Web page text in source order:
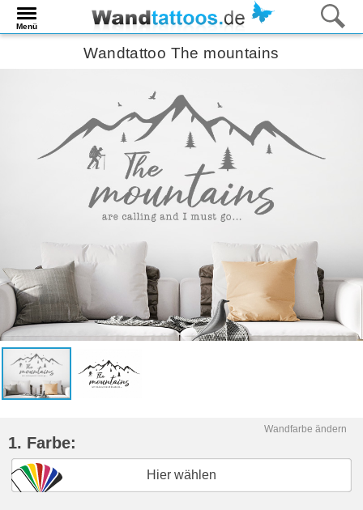
Menü
Wandtattoo The mountains
Wandfarbe ändern
1. Farbe:
Hier wählen